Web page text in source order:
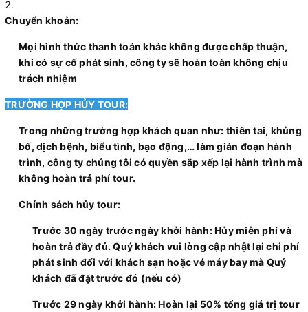
Chuyển khoản:
Mọi hình thức thanh toán khác không được chấp thuận,
khi có sự cố phát sinh, công ty sẽ hoàn toàn không chịu
trách nhiệm
TRƯỜNG HỢP HỦY TOUR:
Trong những trường hợp khách quan như: thiên tai, khủng
bố, dịch bệnh, biểu tình, bạo động,… làm gián đoạn hành
trình, công ty chúng tôi có quyền sắp xếp lại hành trình mà
không hoàn trả phí tour.
Chính sách hủy tour:
Trước 30 ngày trước ngày khởi hành: Hủy miễn phí và
hoàn trả đầy đủ. Quý khách vui lòng cập nhật lại chi phí
phát sinh đối với khách sạn hoặc vé máy bay mà Quý
khách đã đặt trước đó (nếu có)
Trước 29 ngày khởi hành: Hoàn lại 50% tổng giá trị tour